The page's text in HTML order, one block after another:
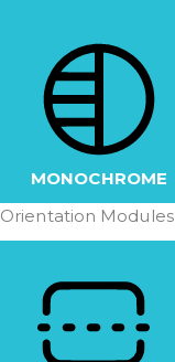
MONOCHROME
Orientation Modules